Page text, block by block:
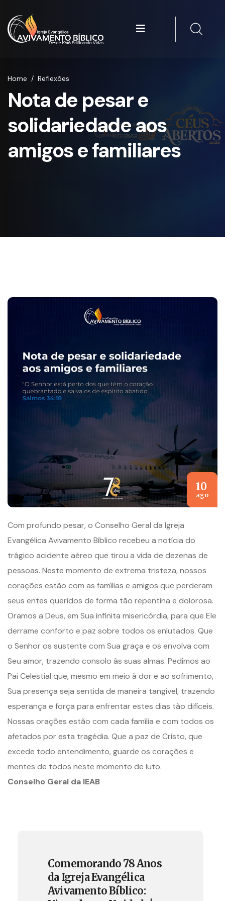
Home / Reflexões
Nota de pesar e
solidariedade aos
amigos e familiares
10
ago
Com profundo pesar, o Conselho Geral da Igreja
Evangélica Avivamento Bíblico recebeu a notícia do
trágico acidente aéreo que tirou a vida de dezenas de
pessoas. Neste momento de extrema tristeza, nossos
corações estão com as famílias e amigos que perderam
seus entes queridos de forma tão repentina e dolorosa.
Oramos a Deus, em Sua infinita misericórdia, para que Ele
derrame conforto e paz sobre todos os enlutados. Que
o Senhor os sustente com Sua graça e os envolva com
Seu amor, trazendo consolo às suas almas. Pedimos ao
Pai Celestial que, mesmo em meio à dor e ao sofrimento,
Sua presença seja sentida de maneira tangível, trazendo
esperança e força para enfrentar estes dias tão difíceis.
Nossas orações estão com cada família e com todos os
afetados por esta tragédia. Que a paz de Cristo, que
excede todo entendimento, guarde os corações e
mentes de todos neste momento de luto.
Conselho Geral da IEAB
Comemorando 78 Anos
da Igreja Evangélica
Avivamento Bíblico: